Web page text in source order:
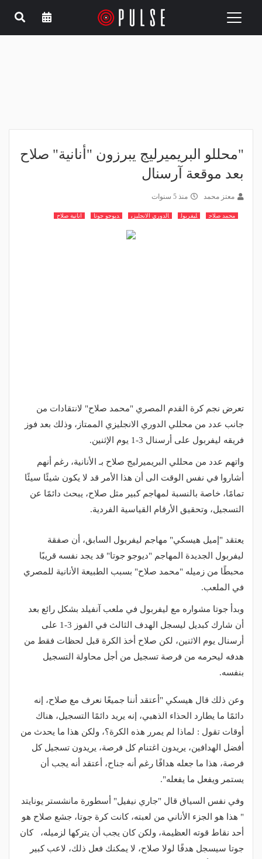
Toggle
"محللو البريميرليج يبرزون "أنانية" صلاح
بعد موقعة آرسنال
معتز محمد منذ 5 سنوات
محمد صلاح ليفربول الدوري الانجليزي ديوجو جوتا انانية صلاح
تعرض نجم كرة القدم المصري "محمد صلاح" لانتقادات من
جانب عدد من محللي الدوري الانجليزي الممتاز، وذلك بعد فوز
فريقه ليفربول على أرسنال 3-1 يوم الإثنين.
واتهم عدد من محللي البريميرليج صلاح بـ الأنانية، رغم أنهم
أشاروا في نفس الوقت الى أن هذا الأمر قد لا يكون شيئًا سيئًا
تمامًا، خاصة بالنسبة لمهاجم كبير مثل صلاح، يبحث دائمًا عن
التسجيل، وتحقيق الأرقام القياسية الفردية.
يعتقد "إميل هيسكي" مهاجم ليفربول السابق، أن صفقة
ليفربول الجديدة المهاجم "ديوجو جوتا" قد يجد نفسه قريبًا
محبطًا من زميله "محمد صلاح" بسبب الطبيعة الأنانية للمصري
في الملعب.
وبدأ جوتا مشواره مع ليفربول في ملعب آنفيلد بشكل رائع بعد
أن شارك كبديل ليسجل الهدف الثالث في الفوز 3-1 على
أرسنال يوم الاثنين، لكن صلاح أخذ الكرة قبل لحظات فقط من
هدفه ليحرمه من فرصة تسجيل من أجل محاولة التسجيل
بنفسه.
وعن ذلك قال هيسكي "أعتقد أننا جميعًا نعرف مع صلاح، إنه
دائمًا ما يطارد الحذاء الذهبي، إنه يريد دائمًا التسجيل، هناك
أوقات تقول : لماذا لم يمرر هذه الكرة؟، ولكن هذا ما يحدث من
أفضل الهدافين، يريدون اغتنام كل فرصة، يريدون تسجيل كل
فرصة، هذا ما جعله هدافًا رغم أنه جناح، أعتقد أنه يجب أن
يستمر ويفعل ما يفعله".
وفي نفس السياق قال "جاري نيفيل" أسطورة مانشستر يونايتد
" هذا هو الجزء الأناني من لعبته، كانت كرة جوتا، جشع صلاح هو
أحد نقاط قوته العظيمة، ولكن كان يجب أن يتركها لزميله، كان
جوتا سيسجل هدفًا لولا صلاح، لا يمكنك فعل ذلك، لاعب كبير